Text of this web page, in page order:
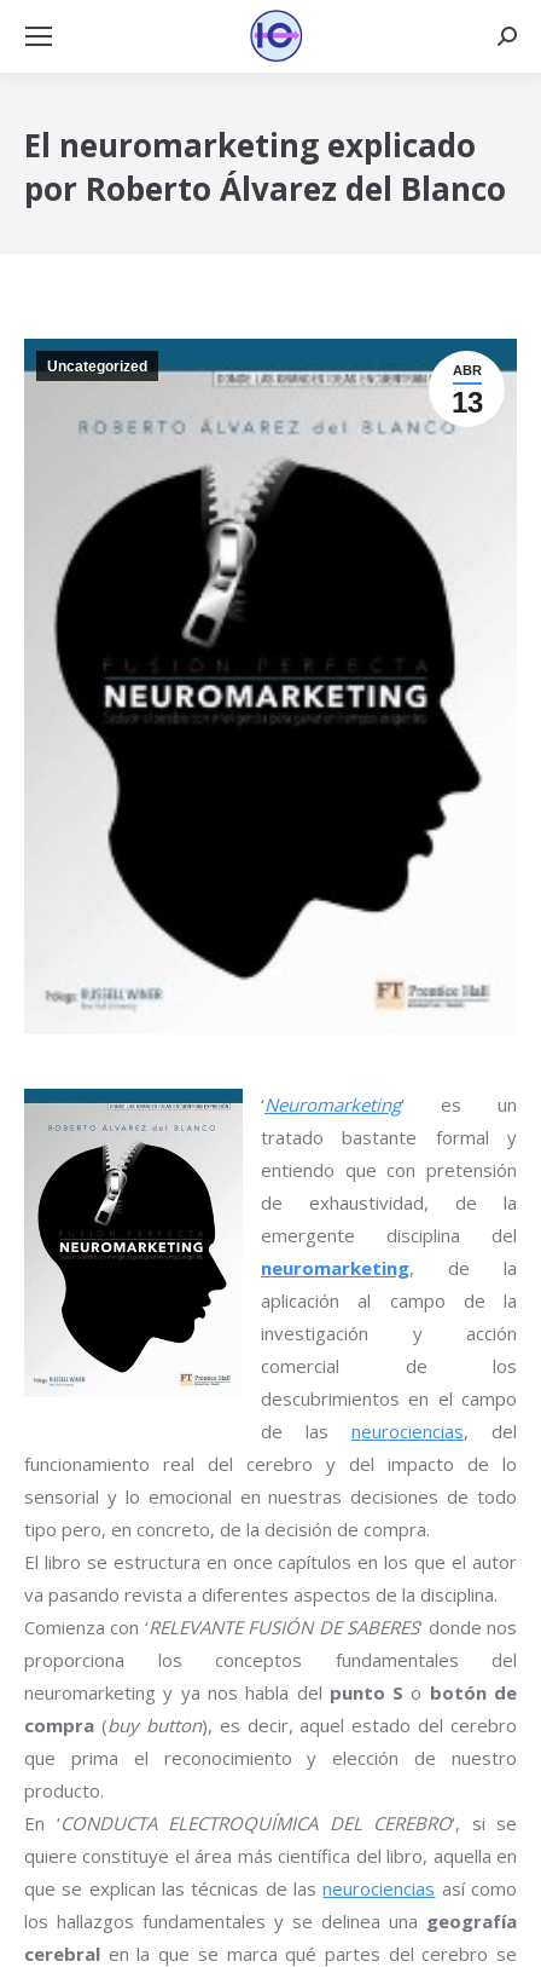
El neuromarketing explicado
por Roberto Álvarez del Blanco
ABR
13
Uncategorized
‘Neuromarketing‘ es un
tratado bastante formal y
entiendo que con pretensión
de exhaustividad, de la
emergente disciplina del
neuromarketing, de la
aplicación al campo de la
investigación y acción
comercial de los
descubrimientos en el campo
de las neurociencias, del
funcionamiento real del cerebro y del impacto de lo
sensorial y lo emocional en nuestras decisiones de todo
tipo pero, en concreto, de la decisión de compra.
El libro se estructura en once capítulos en los que el autor
va pasando revista a diferentes aspectos de la disciplina.
Comienza con ‘RELEVANTE FUSIÓN DE SABERES‘ donde nos
proporciona los conceptos fundamentales del
neuromarketing y ya nos habla del punto S o botón de
compra (buy button), es decir, aquel estado del cerebro
que prima el reconocimiento y elección de nuestro
producto.
En ‘CONDUCTA ELECTROQUÍMICA DEL CEREBRO‘, si se
quiere constituye el área más científica del libro, aquella en
que se explican las técnicas de lasneurociencias así como
los hallazgos fundamentales y se delinea una geografía
cerebral en la que se marca qué partes del cerebro se